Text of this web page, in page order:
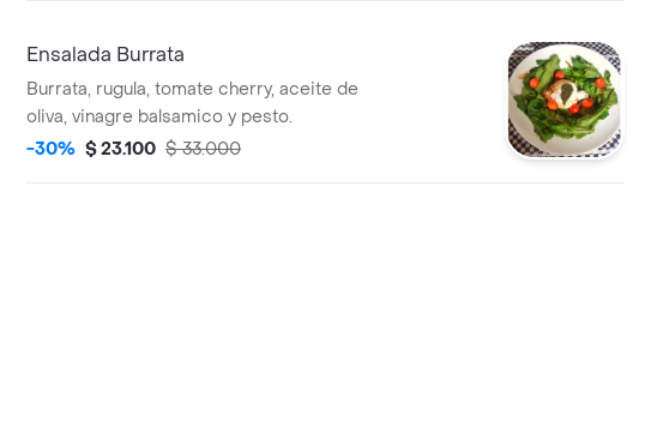
Ensalada Burrata
Burrata, rugula, tomate cherry, aceite de
oliva, vinagre balsamico y pesto.
-30% $ 23.100 $ 33.000